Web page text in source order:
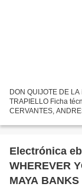
DON QUIJOTE DE
TRAPIELLO Ficha
CERVANTES,
Editorial: DESTINO...
Electrónica
WHEREVER
MAYA